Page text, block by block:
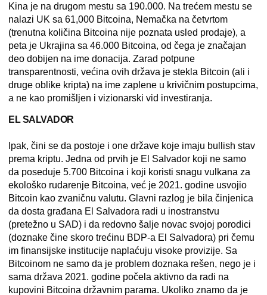
Kina je na drugom mestu sa 190.000. Na trećem mestu se
nalazi UK sa 61,000 Bitcoina, Nemačka na četvrtom
(trenutna količina Bitcoina nije poznata usled prodaje), a
peta je Ukrajina sa 46.000 Bitcoina, od čega je značajan
deo dobijen na ime donacija. Zarad potpune
transparentnosti, većina ovih država je stekla Bitcoin (ali i
druge oblike kripta) na ime zaplene u krivičnim postupcima,
a ne kao promišljen i vizionarski vid investiranja.
EL SALVADOR
Ipak, čini se da postoje i one države koje imaju bullish stav
prema kriptu. Jedna od prvih je El Salvador koji ne samo
da poseduje 5.700 Bitcoina i koji koristi snagu vulkana za
ekološko rudarenje Bitcoina, već je 2021. godine usvojio
Bitcoin kao zvaničnu valutu. Glavni razlog je bila činjenica
da dosta građana El Salvadora radi u inostranstvu
(pretežno u SAD) i da redovno šalje novac svojoj porodici
(doznake čine skoro trećinu BDP-a El Salvadora) pri čemu
im finansijske institucije naplaćuju visoke provizije. Sa
Bitcoinom ne samo da je problem doznaka rešen, nego je i
sama država 2021. godine počela aktivno da radi na
kupovini Bitcoina državnim parama. Ukoliko znamo da je